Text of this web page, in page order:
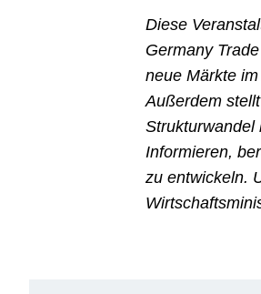
Diese
Germany
neue Märkte
Außerdem
Strukturwandel
Informieren,
zu entwickeln.